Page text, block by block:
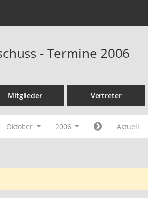
- Termine 2006
Mitglieder Vertreter
Oktober 2006 Aktuell